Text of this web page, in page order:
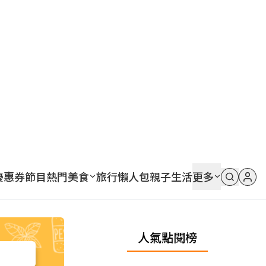
惠券節目熱門美食 旅行懶人包親子生活更多
人氣點閱榜